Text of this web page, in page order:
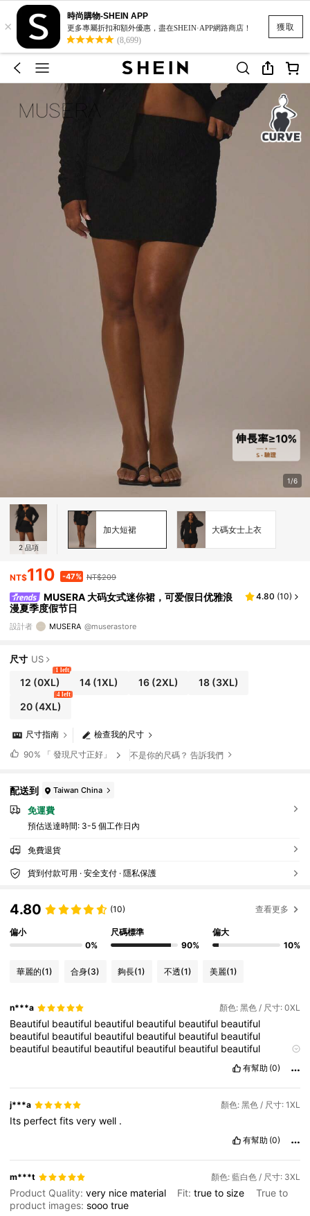
獲取
×
時尚購物-SHEIN APP
更多專屬折扣和額外優惠，盡在SHEIN·APP網路商店！
(8,699)
1/6
2 品項
加大短裙 大碼女士上衣
NT$110 -47% NT$209
MUSERA 大码女式迷你裙，可爱假日优雅浪
漫夏季度假节日
4.80 (10)
設計者 MUSERA @muserastore
尺寸 US
12 (0XL)
1 left
14 (1XL) 16(2XL) 18(3XL)
20(4XL)
4 left
檢查我的尺寸
尺寸指南
90% 「 發現尺寸正好」 不是你的尺碼？ 告訴我們
配送到 Taiwan China
免運費
預估送達時間: 3-5 個工作日內
免費退貨
貨到付款可用 · 安全支付 · 隱私保護
4.80 (10) 查看更多
偏小
0%
尺碼標準
90%
偏大
10%
華麗的(1) 合身(3) 夠長(1) 不透(1) 美麗(1)
n***a 顏色: 黑色 / 尺寸: 0XL
Beautiful beautiful beautiful beautiful beautiful beautiful
beautiful beautiful beautiful beautiful beautiful beautiful
beautiful beautiful beautiful beautiful beautiful beautiful
beautiful
beautifulbeautifulbeautifulbeautifulbeautifulbeautiful
beautiful
beautiful
beautiful
beautiful
有幫助 (0)
j***a 顏色: 黑色 / 尺寸: 1XL
Its perfectfitsverywell .
有幫助 (0)
m***t 顏色: 藍白色 / 尺寸: 3XL
Product Quality:very nice material Fit:truetosize
True to
product images:soootrue